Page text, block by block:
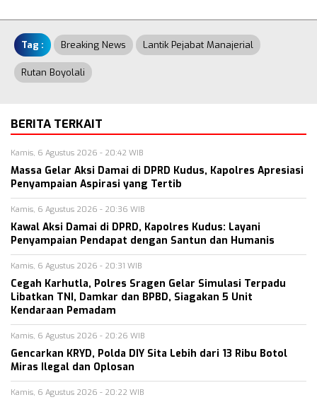
Tag : Breaking News Lantik Pejabat Manajerial
Rutan Boyolali
BERITA TERKAIT
Kamis, 6 Agustus 2026 - 20:42 WIB
Massa Gelar Aksi Damai di DPRD Kudus, Kapolres Apresiasi
Penyampaian Aspirasi yang Tertib
Kamis, 6 Agustus 2026 - 20:36 WIB
Kawal Aksi Damai di DPRD, Kapolres Kudus: Layani
Penyampaian Pendapat dengan Santun dan Humanis
Kamis, 6 Agustus 2026 - 20:31 WIB
Cegah Karhutla, Polres Sragen Gelar Simulasi Terpadu
Libatkan TNI, Damkar dan BPBD, Siagakan 5 Unit
Kendaraan Pemadam
Kamis, 6 Agustus 2026 - 20:26 WIB
Gencarkan KRYD, Polda DIY Sita Lebih dari 13 Ribu Botol
Miras Ilegal dan Oplosan
Kamis, 6 Agustus 2026 - 20:22 WIB